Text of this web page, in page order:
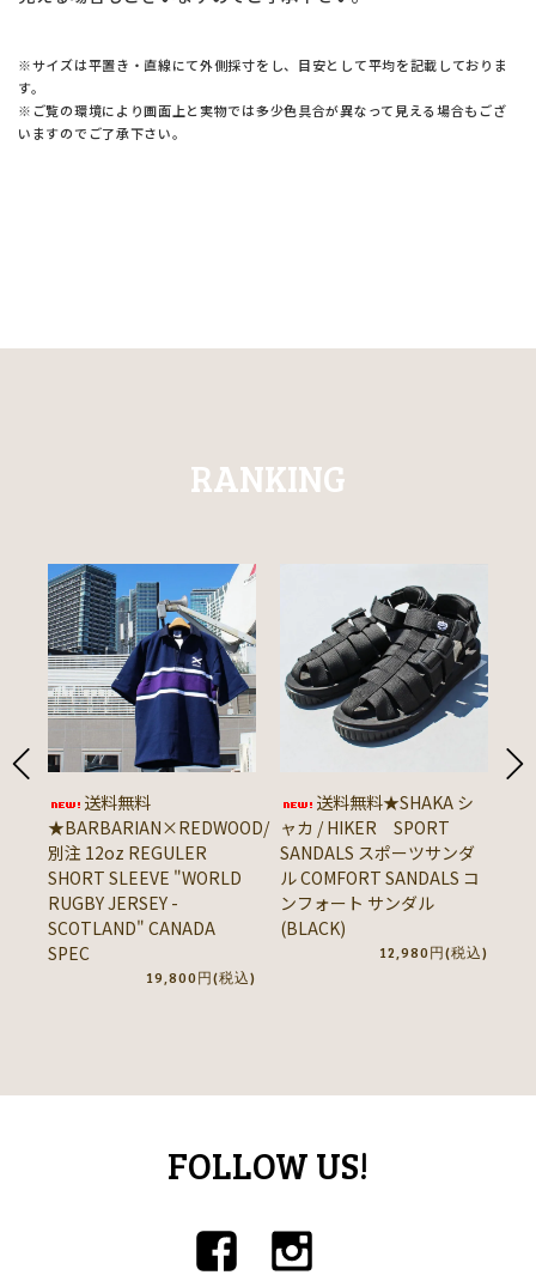
※サイズは平置き・直線にて外側採寸をし、目安として平均を記載しておりま
す。
※ご覧の環境により画面上と実物では多少色具合が異なって見える場合もござ
いますのでご了承下さい。
RANKING
送料無料
★BARBARIAN×REDWOOD/
別注 12oz REGULER
SHORT SLEEVE "WORLD
RUGBY JERSEY -
SCOTLAND" CANADA
SPEC
19,800円(税込)
送料無料★SHAKA シ
ャカ / HIKER SPORT
SANDALS スポーツサンダ
ル COMFORT SANDALS コ
ンフォート サンダル
(BLACK)
12,980円(税込)
FOLLOW US!